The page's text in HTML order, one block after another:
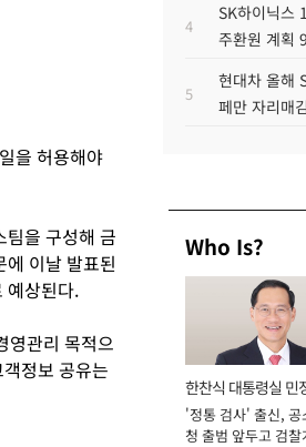
을 허용해야
팀을 구성해 금
이날 발표된
예상된다.
영관리 목적으
정보 공유는
4
SK하이닉스
주환원 계획
5
현대차 올해
페만 자리매
Who Is?
한찬식 대통령실 민
서관
'정통 검사' 출신, 공
청 출범 앞두고 검